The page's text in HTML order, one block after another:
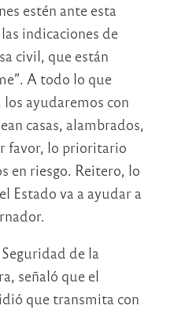
estén ante esta
indicaciones de
civil, que están
A todo lo que
ayudaremos con
casas, alambrados,
favor, lo prioritario
en riesgo. Reitero, lo
Estado va a ayudar a
de la
señaló que el
que transmita con